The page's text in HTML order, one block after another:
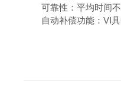
可靠性：平均时间
自动补偿功能：VI